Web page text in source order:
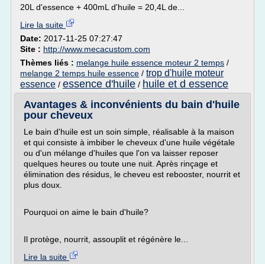
20L d'essence + 400mL d'huile = 20,4L de...
Lire la suite
Date: 2017-11-25 07:27:47
Site : http://www.mecacustom.com
Thèmes liés : melange huile essence moteur 2 temps /
melange 2 temps huile essence / trop d'huile moteur
essence / essence d'huile / huile et d essence
Avantages & inconvénients du bain d'huile
pour cheveux
Le bain d'huile est un soin simple, réalisable à la maison
et qui consiste à imbiber le cheveux d'une huile végétale
ou d'un mélange d'huiles que l'on va laisser reposer
quelques heures ou toute une nuit. Après rinçage et
élimination des résidus, le cheveu est rebooster, nourrit et
plus doux.
Pourquoi on aime le bain d'huile?
Il protège, nourrit, assouplit et régénère le...
Lire la suite